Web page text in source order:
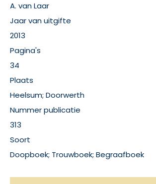
A. van Laar
Jaar van uitgifte
2013
Pagina's
34
Plaats
Heelsum; Doorwerth
Nummer publicatie
313
Soort
Doopboek; Trouwboek; Begraafboek